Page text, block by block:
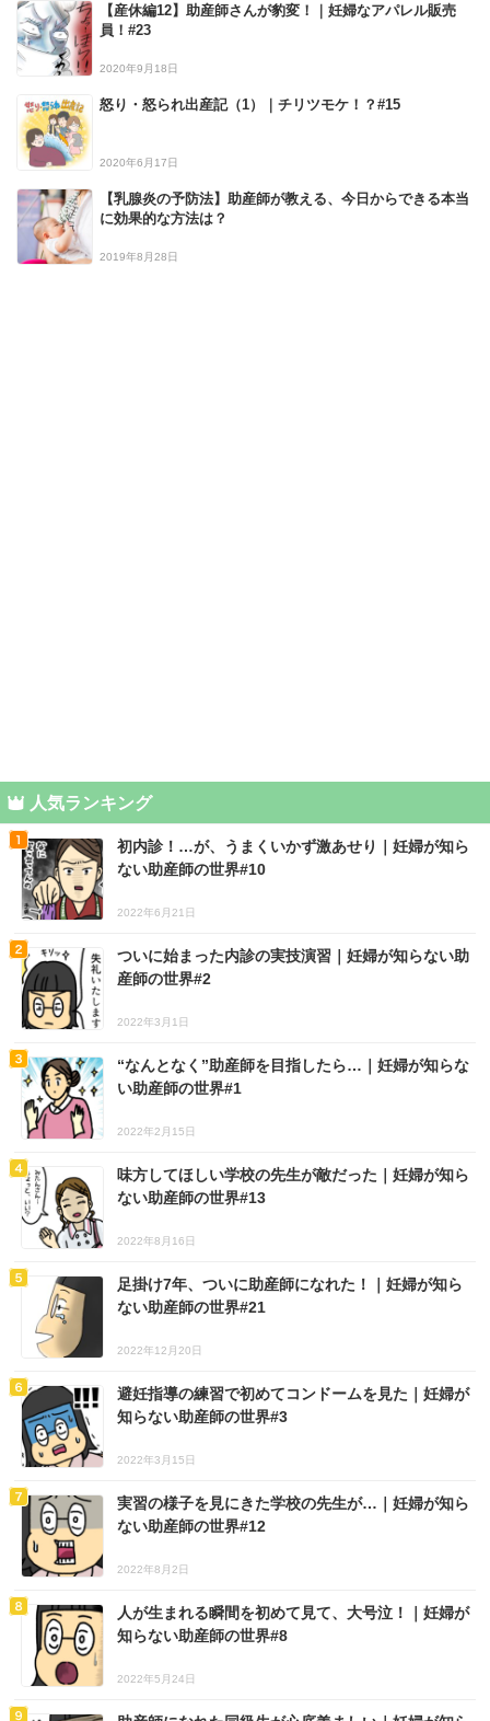
【産休編12】助産師さんが豹変！｜妊婦なアパレル販売
員！#23
2020年9月18日
怒り・怒られ出産記（1）｜チリツモケ！？#15
2020年6月17日
【乳腺炎の予防法】助産師が教える、今日からできる本当
に効果的な方法は？
2019年8月28日
人気ランキング
初内診！…が、うまくいかず激あせり｜妊婦が知ら
ない助産師の世界#10
2022年6月21日
ついに始まった内診の実技演習｜妊婦が知らない助
産師の世界#2
2022年3月1日
“なんとなく”助産師を目指したら…｜妊婦が知らな
い助産師の世界#1
2022年2月15日
味方してほしい学校の先生が敵だった｜妊婦が知ら
ない助産師の世界#13
2022年8月16日
足掛け7年、ついに助産師になれた！｜妊婦が知ら
ない助産師の世界#21
2022年12月20日
避妊指導の練習で初めてコンドームを見た｜妊婦が
知らない助産師の世界#3
2022年3月15日
実習の様子を見にきた学校の先生が…｜妊婦が知ら
ない助産師の世界#12
2022年8月2日
人が生まれる瞬間を初めて見て、大号泣！｜妊婦が
知らない助産師の世界#8
2022年5月24日